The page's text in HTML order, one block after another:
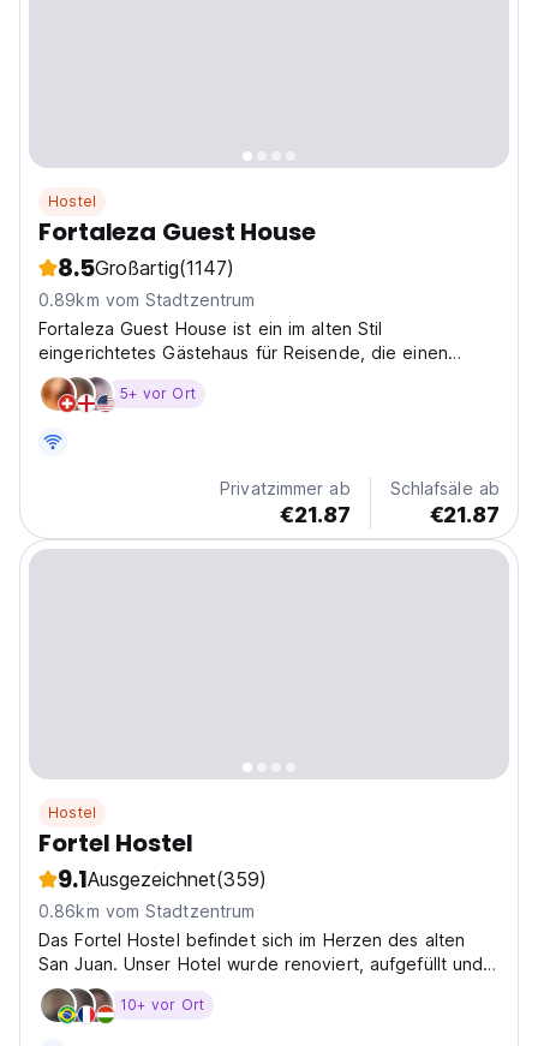
Hostel
Fortaleza Guest House
8.5Großartig(1147)
0.89km vom Stadtzentrum
Fortaleza Guest House ist ein im alten Stil
eingerichtetes Gästehaus für Reisende, die einen
schönen und komfortablen Aufenthalt suchen.
5+ vor Ort
Privatzimmer ab
€21.87
Schlafsäle ab
€21.87
Hostel
Fortel Hostel
9.1Ausgezeichnet(359)
0.86km vom Stadtzentrum
Das Fortel Hostel befindet sich im Herzen des alten
San Juan. Unser Hotel wurde renoviert, aufgefüllt und
vollständig erneuert.
10+ vor Ort